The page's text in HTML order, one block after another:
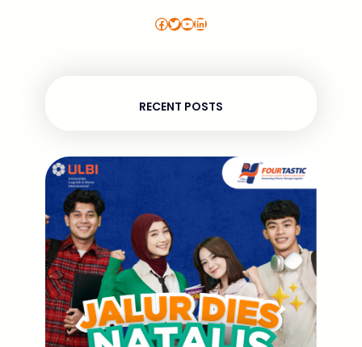
Facebook Twitter YouTube LinkedIn
RECENT POSTS